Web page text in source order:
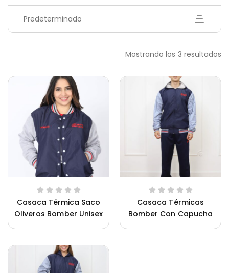
Predeterminado
Mostrando los 3 resultados
Uniforme Innova Schools Unisex
Casaca Térmica Saco
Oliveros Bomber Unisex
Casaca Térmicas
Bomber Con Capucha